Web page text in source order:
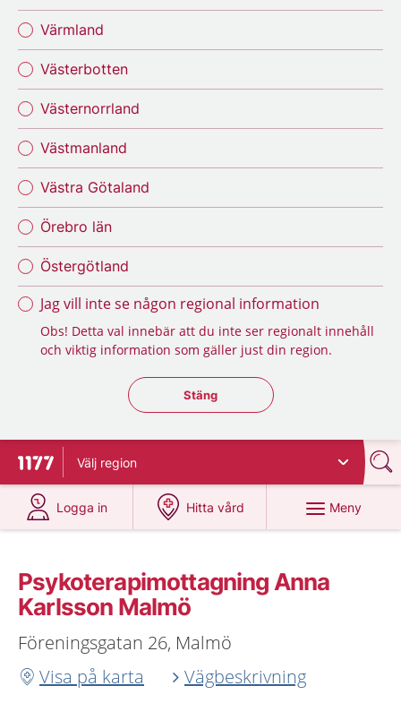
Värmland
Västerbotten
Västernorrland
Västmanland
Västra Götaland
Örebro län
Östergötland
Jag vill inte se någon regional information
Obs! Detta val innebär att du inte ser regionalt innehåll
och viktig information som gäller just din region.
Stäng regionsväljaren
Stäng
Till startsidan för 1177
Välj region
Logga in
på 1177.se
Hitta vård
på 1177.se
Meny
Psykoterapimottagning Anna
Karlsson Malmö
Föreningsgatan 26, Malmö
Visa på karta
Vägbeskrivning